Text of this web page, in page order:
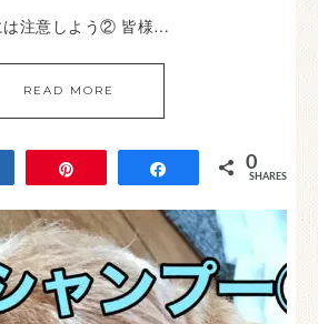
は注意しよう② 皆様…
READ MORE
Share 0
SHARES